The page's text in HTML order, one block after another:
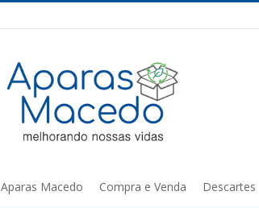
Aparas Macedo Compra e Venda Descartes